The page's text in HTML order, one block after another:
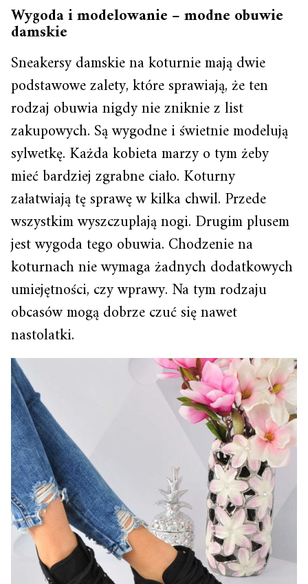
Wygoda i modelowanie – modne obuwie
damskie
Sneakersy damskie na koturnie mają dwie
podstawowe zalety, które sprawiają, że ten
rodzaj obuwia nigdy nie zniknie z list
zakupowych. Są wygodne i świetnie modelują
sylwetkę. Każda kobieta marzy o tym żeby
mieć bardziej zgrabne ciało. Koturny
załatwiają tę sprawę w kilka chwil. Przede
wszystkim wyszczuplają nogi. Drugim plusem
jest wygoda tego obuwia. Chodzenie na
koturnach nie wymaga żadnych dodatkowych
umiejętności, czy wprawy. Na tym rodzaju
obcasów mogą dobrze czuć się nawet
nastolatki.